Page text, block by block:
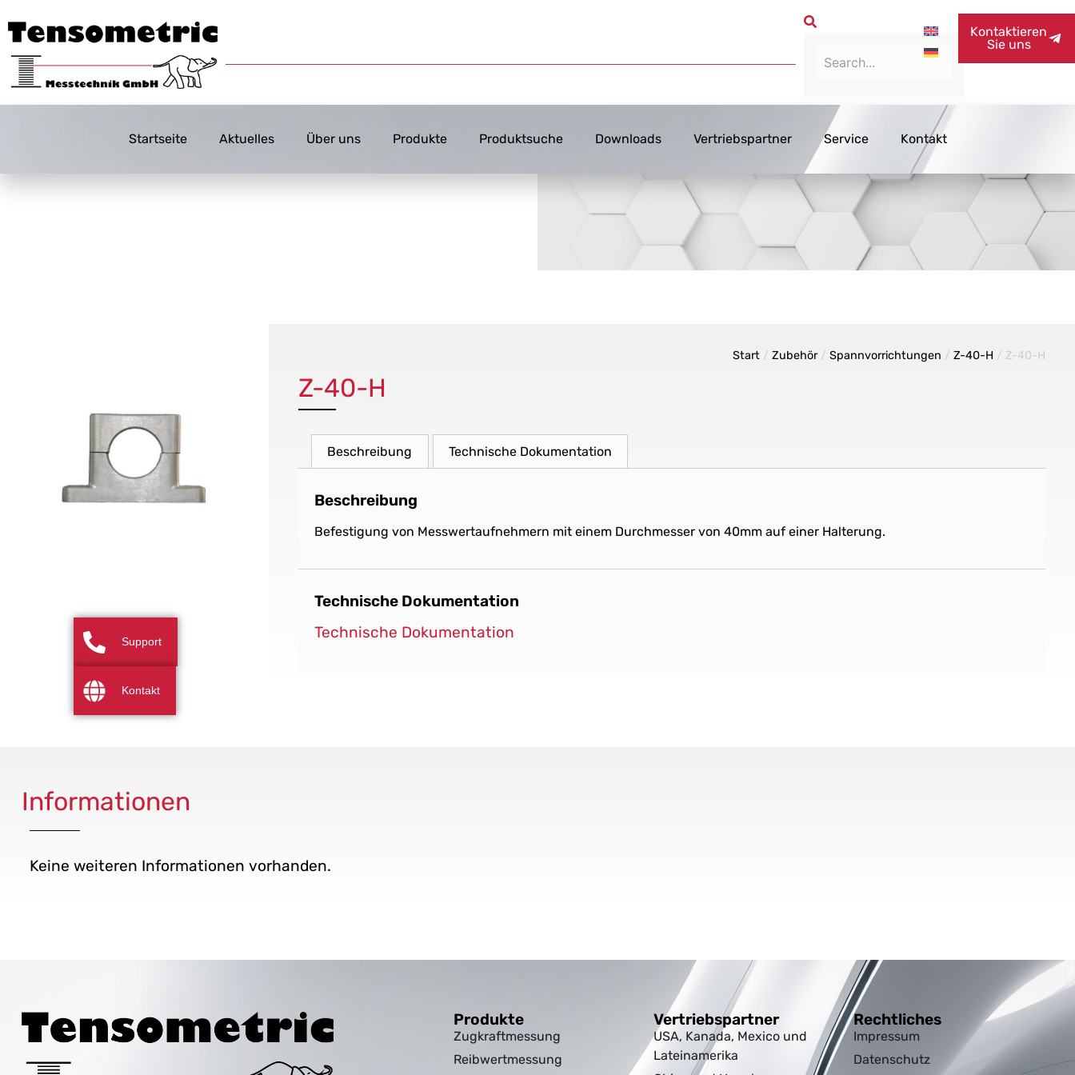
Kontaktieren
Sie uns
Startseite Aktuelles Über uns Produkte Produktsuche Downloads Vertriebspartner Service Kontakt
Start /Zubehör/Spannvorrichtungen /Z-40-H / Z-40-H
Z-40-H
Beschreibung Technische Dokumentation
Beschreibung
Befestigung von Messwertaufnehmern mit einem Durchmesser von 40mm auf einer Halterung.
Technische Dokumentation
Technische Dokumentation
Informationen
Keine weiteren Informationen vorhanden.
Produkte
Zugkraftmessung
Reibwertmessung
Vertriebspartner
USA, Kanada, Mexico und
Lateinamerika
Rechtliches
Impressum
Datenschutz
Support
Kontakt